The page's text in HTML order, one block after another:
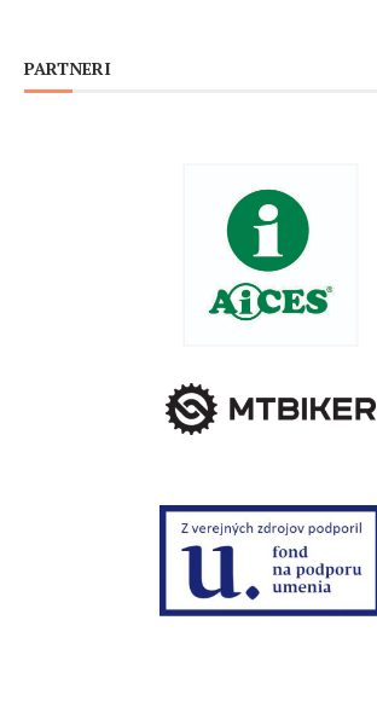
PARTNERI